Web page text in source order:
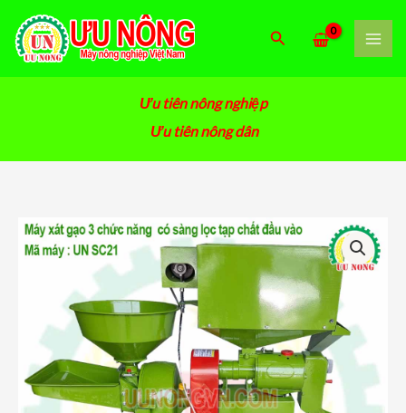
tới
nội
dung
Tìm
Ưu tiên nông nghiệp
Ưu tiên nông dân